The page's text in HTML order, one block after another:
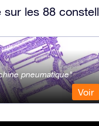
les 88
pneumatique
Voir